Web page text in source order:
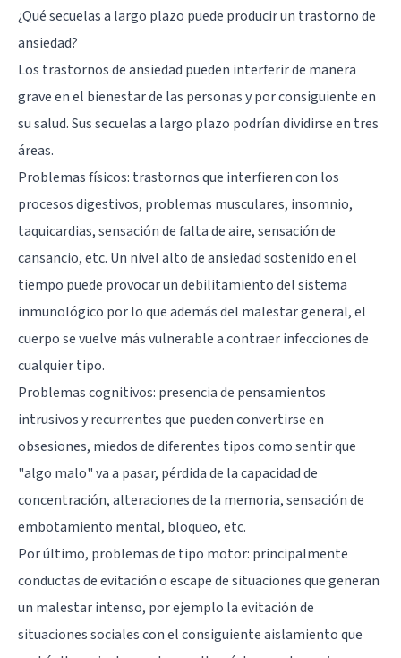
¿Qué secuelas a largo plazo puede producir un trastorno de
ansiedad?
Los trastornos de ansiedad pueden interferir de manera
grave en el bienestar de las personas y por consiguiente en
su salud. Sus secuelas a largo plazo podrían dividirse en tres
áreas.
Problemas físicos: trastornos que interfieren con los
procesos digestivos, problemas musculares, insomnio,
taquicardias, sensación de falta de aire, sensación de
cansancio, etc. Un nivel alto de ansiedad sostenido en el
tiempo puede provocar un debilitamiento del sistema
inmunológico por lo que además del malestar general, el
cuerpo se vuelve más vulnerable a contraer infecciones de
cualquier tipo.
Problemas cognitivos: presencia de pensamientos
intrusivos y recurrentes que pueden convertirse en
obsesiones, miedos de diferentes tipos como sentir que
"algo malo" va a pasar, pérdida de la capacidad de
concentración, alteraciones de la memoria, sensación de
embotamiento mental, bloqueo, etc.
Por último, problemas de tipo motor: principalmente
conductas de evitación o escape de situaciones que generan
un malestar intenso, por ejemplo la evitación de
situaciones sociales con el consiguiente aislamiento que